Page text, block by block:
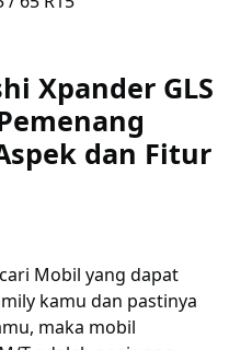
Xpander GLS
dan Fitur
Mobil yang dapat
kamu dan pastinya
maka mobil